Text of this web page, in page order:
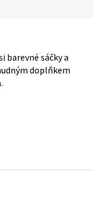
barevné sáčky a
doplňkem